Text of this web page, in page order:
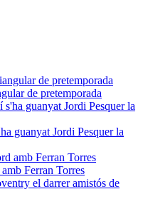
de pretemporada
guanyat Jordi Pesquer la
Ferran Torres